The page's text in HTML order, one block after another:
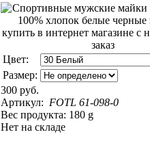
Цвет:
Размер:
300 руб.
Артикул: FOTL 61-098-0
Вес продукта: 180 g
Нет на складе